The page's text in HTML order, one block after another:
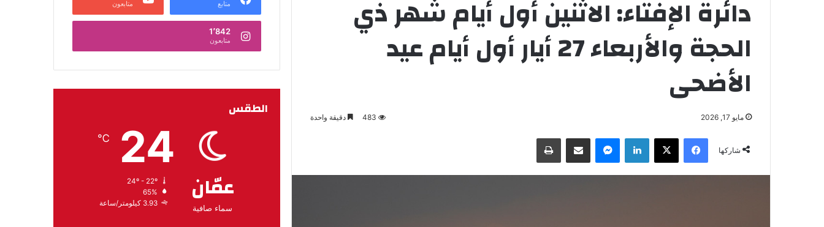
دائرة الإفتاء: الاثنين أول أيام شهر ذي
الحجة والأربعاء 27 أيار أول أيام عيد
الأضحى
مايو 17, 2026 483 دقيقة واحدة
شاركها
فيسبوك لينكدإن
متابع متابعون
1٬842
متابعون
الطقس
عمّان
سماء صافية
24
℃
65%
3.93 كيلومتر/ساعة